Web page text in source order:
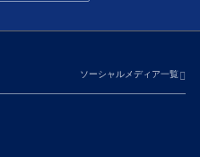
ソーシャルメディア一覧